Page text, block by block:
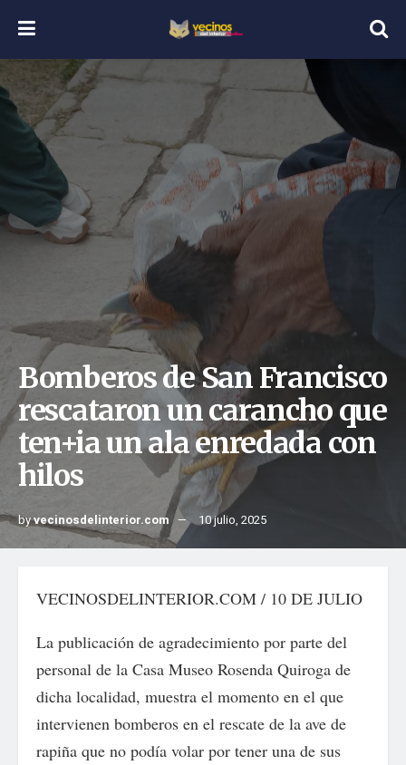
Bomberos de San Francisco
rescataron un carancho que
ten+ia un ala enredada con
hilos
byvecinosdelinterior.com 10 julio, 2025
VECINOSDELINTERIOR.COM / 10 DE JULIO
La publicación de agradecimiento por parte del
personal de la Casa Museo Rosenda Quiroga de
dicha localidad, muestra el momento en el que
intervienen bomberos en el rescate de la ave de
rapiña que no podía volar por tener una de sus